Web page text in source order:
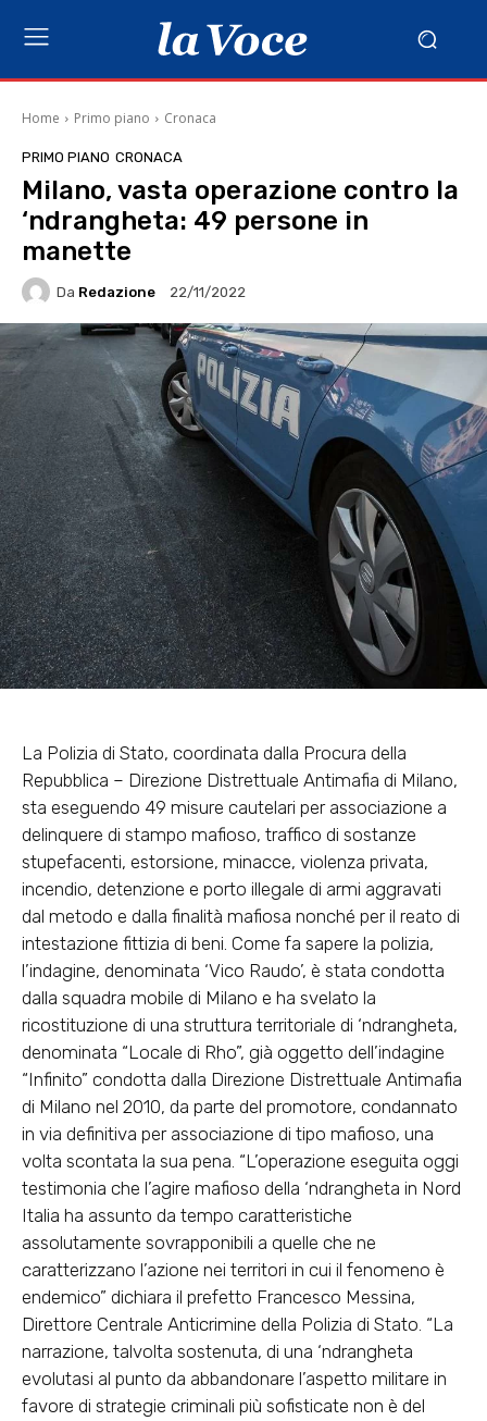
Home Primo piano Cronaca
PRIMO PIANO CRONACA
Milano, vasta operazione contro la
‘ndrangheta: 49 persone in
manette
Da Redazione 22/11/2022
La Polizia di Stato, coordinata dalla Procura della
Repubblica – Direzione Distrettuale Antimafia di Milano,
sta eseguendo 49 misure cautelari per associazione a
delinquere di stampo mafioso, traffico di sostanze
stupefacenti, estorsione, minacce, violenza privata,
incendio, detenzione e porto illegale di armi aggravati
dal metodo e dalla finalità mafiosa nonché per il reato di
intestazione fittizia di beni. Come fa sapere la polizia,
l’indagine, denominata ‘Vico Raudo’, è stata condotta
dalla squadra mobile di Milano e ha svelato la
ricostituzione di una struttura territoriale di ‘ndrangheta,
denominata “Locale di Rho”, già oggetto dell’indagine
“Infinito” condotta dalla Direzione Distrettuale Antimafia
di Milano nel 2010, da parte del promotore, condannato
in via definitiva per associazione di tipo mafioso, una
volta scontata la sua pena. “L’operazione eseguita oggi
testimonia che l’agire mafioso della ‘ndrangheta in Nord
Italia ha assunto da tempo caratteristiche
assolutamente sovrapponibili a quelle che ne
caratterizzano l’azione nei territori in cui il fenomeno è
endemico” dichiara il prefetto Francesco Messina,
Direttore Centrale Anticrimine della Polizia di Stato. “La
narrazione, talvolta sostenuta, di una ‘ndrangheta
evolutasi al punto da abbandonare l’aspetto militare in
favore di strategie criminali più sofisticate non è del